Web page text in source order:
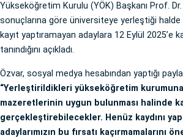
Yükseköğretim Kurulu (YÖK) Başkanı Prof.
sonuçlarına göre üniversiteye yerleştiği
kayıt yaptıramayan adaylara 12 Eylül 2025’e
tanındığını açıkladı.
Özvar, sosyal medya hesabından yaptığı
“Yerleştirildikleri yükseköğretim
mazeretlerinin uygun bulunması halinde
gerçekleştirebilecekler. Henüz kaydını
adaylarımızın bu fırsatı kaçırmamalarını